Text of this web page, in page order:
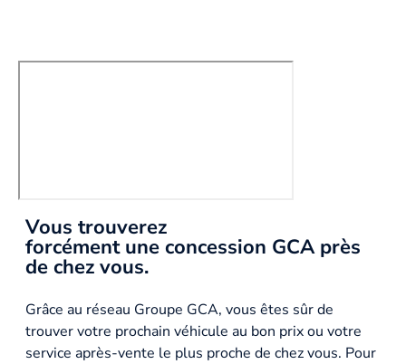
Vous trouverez
forcément une concession GCA près
de chez vous.
Grâce au réseau Groupe GCA, vous êtes sûr de
trouver votre prochain véhicule au bon prix ou votre
service après-vente le plus proche de chez vous. Pour